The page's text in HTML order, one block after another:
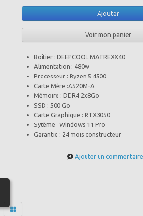
Ajouter
Voir mon panier
Boitier : DEEPCOOL MATREXX40
Alimentation : 480w
Processeur : Ryzen 5 4500
Carte Mère :A520M-A
Mémoire : DDR4 2x8Go
SSD : 500 Go
Carte Graphique : RTX3050
Sytème : Windows 11 Pro
Garantie : 24 mois constructeur
Ajouter un commentaire